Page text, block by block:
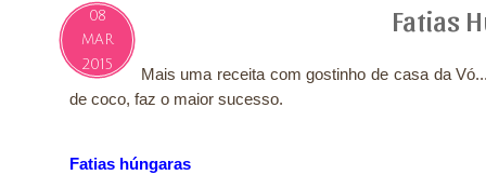
08
MAR
2015
Fatias
Mais uma receita com gostinho de casa da
de coco, faz o maior sucesso.
Fatias húngaras